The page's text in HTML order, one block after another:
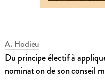
A. Hodieu
Du principe électif à
nomination de son conseil